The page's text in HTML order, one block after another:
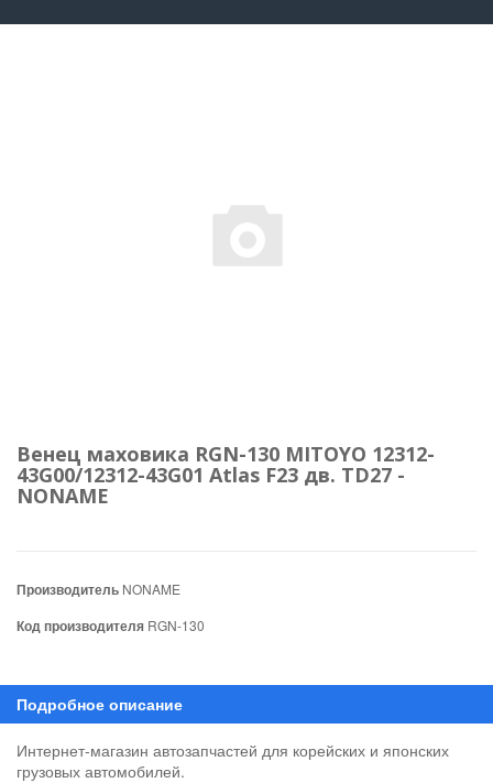
Венец маховика RGN-130 MITOYO 12312-
43G00/12312-43G01 Atlas F23 дв. TD27 -
NONAME
Производитель NONAME
Код производителя RGN-130
Интернет-магазин автозапчастей для корейских и японских
грузовых автомобилей.